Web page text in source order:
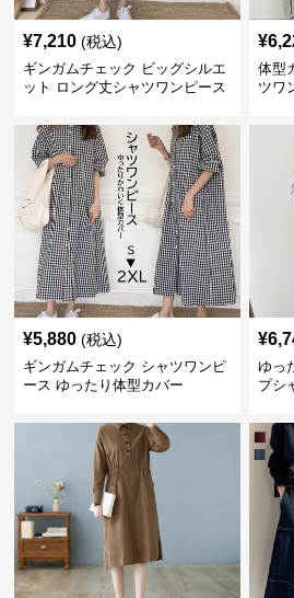
¥7,210 (税込)
ギンガムチェック ビッグシルエ
ット ロング丈シャツワンピース
¥
体型
ツワ
¥5,880 (税込)
ギンガムチェック シャツワンピ
ース ゆったり体型カバー
¥
ゆっ
プシ